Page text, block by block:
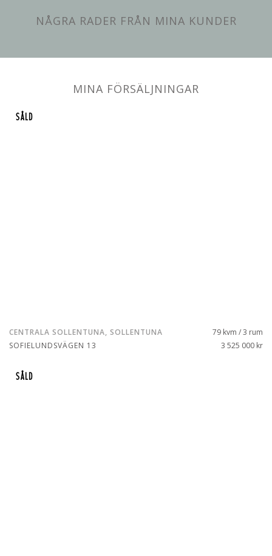
NÅGRA RADER FRÅN MINA KUNDER
MINA FÖRSÄLJNINGAR
SÅLD
CENTRALA SOLLENTUNA, SOLLENTUNA
SOFIELUNDSVÄGEN 13
79 kvm / 3 rum
3 525 000 kr
SÅLD